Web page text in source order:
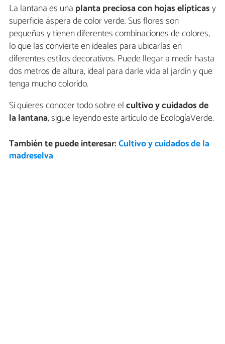
La lantana es una planta preciosa con hojas elípticasy
superficie áspera de color verde. Sus flores son
pequeñas y tienen diferentes combinaciones de colores,
lo que las convierte en ideales para ubicarlas en
diferentes estilos decorativos. Puede llegar a medir hasta
dos metros de altura, ideal para darle vida al jardín y que
tenga mucho colorido.
Si quieres conocer todo sobre elcultivo y cuidados de
la lantana, sigue leyendo este artículo de EcologíaVerde.
También te puede interesar:Cultivo y cuidados de la
madreselva